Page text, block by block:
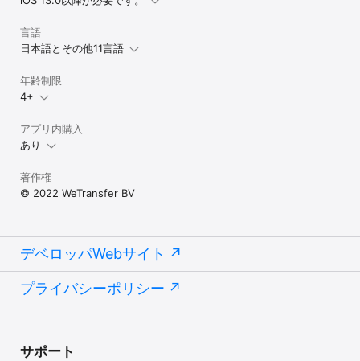
言語
日本語とその他11言語
年齢制限
4+
アプリ内購入
あり
著作権
© 2022 WeTransfer BV
デベロッパWebサイト
プライバシーポリシー
サポート